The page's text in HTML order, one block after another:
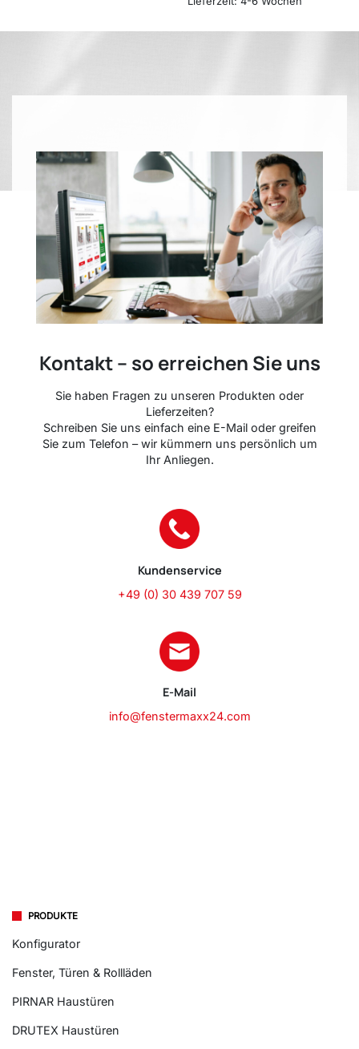
Kontakt – so erreichen Sie uns
Sie haben Fragen zu unseren Produkten oder
Lieferzeiten?
Schreiben Sie uns einfach eine E-Mail oder greifen
Sie zum Telefon – wir kümmern uns persönlich um
Ihr Anliegen.
Kundenservice
+49 (0) 30 439 707 59
E-Mail
info@fenstermaxx24.com
PRODUKTE
Konfigurator
Fenster, Türen & Rollläden
PIRNAR Haustüren
DRUTEX Haustüren